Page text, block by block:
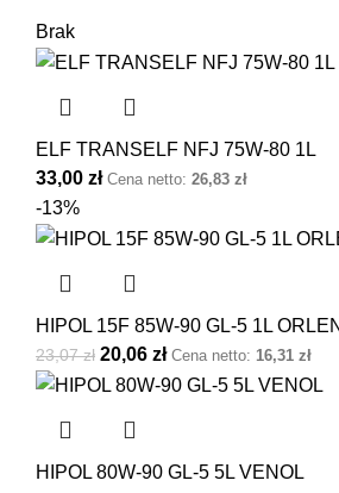
Brak
ELF TRANSELF NFJ 75W-80 1L
33,00 zł Cena netto: 26,83 zł
-13%
HIPOL 15F 85W-90 GL-5 1L ORLEN
23,07zł 20,06 zł Cena netto: 16,31 zł
HIPOL 80W-90 GL-5 5L VENOL